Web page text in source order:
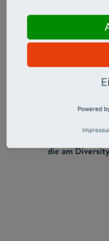
Hochschulen und
intensiven
haben.
die am
Powered